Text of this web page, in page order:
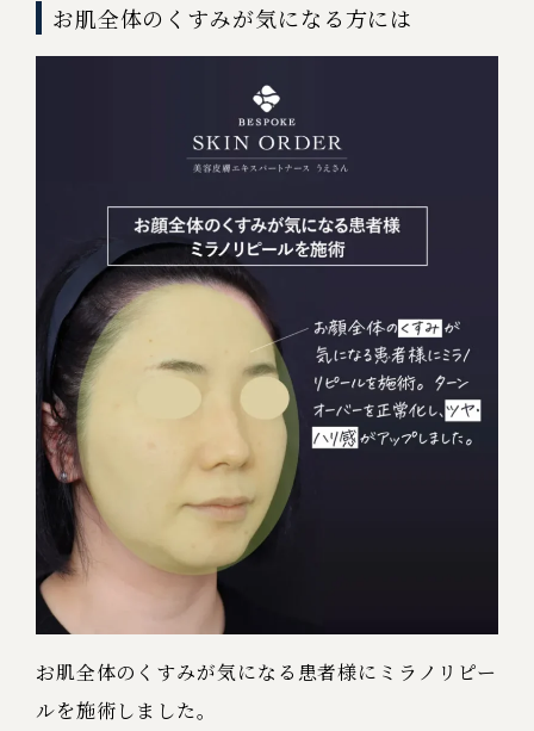
お肌全体のくすみが気になる方には
お肌全体のくすみが気になる患者様にミラノリピー
ルを施術しました。